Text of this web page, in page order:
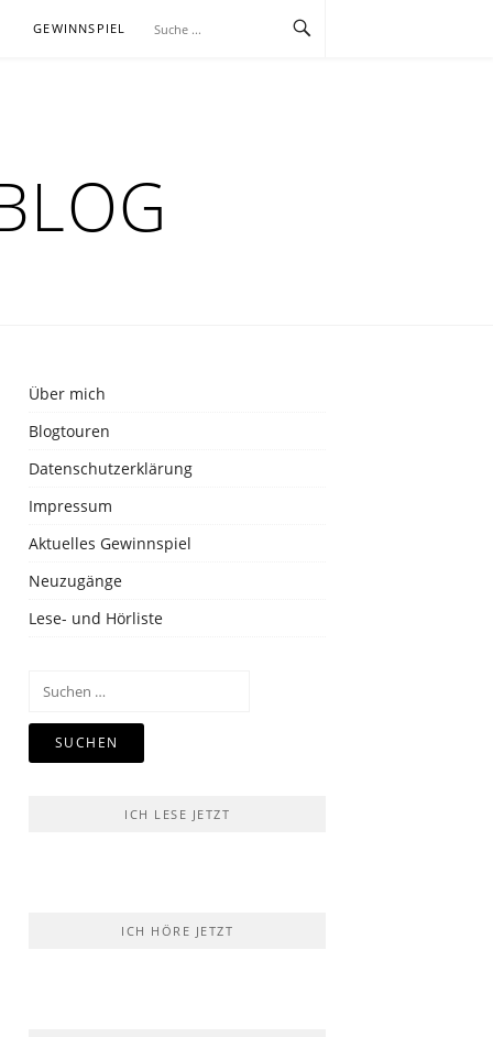
GEWINNSPIEL
Über mich
Blogtouren
Datenschutzerklärung
Impressum
Aktuelles Gewinnspiel
Neuzugänge
Lese- und Hörliste
Suchen
ICH LESE JETZT
ICH HÖRE JETZT